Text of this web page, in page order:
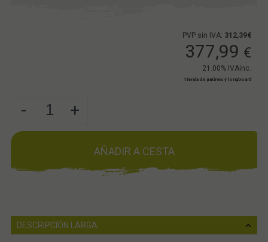
PVP sin IVA: 312,39€
377,99 €
21.00% IVAinc.
Tienda de patines y longboard
- +
AÑADIR A CESTA
DESCRIPCIÓN LARGA